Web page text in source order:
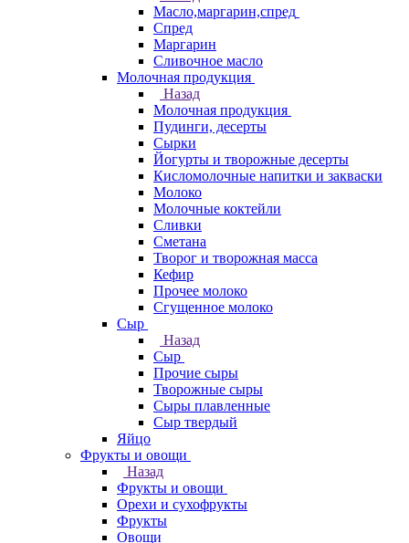
Масло,маргарин,спред
Спред
Маргарин
Сливочное масло
Молочная продукция
Назад
Молочная продукция
Пудинги, десерты
Сырки
Йогурты и творожные десерты
Кисломолочные напитки и закваски
Молоко
Молочные коктейли
Сливки
Сметана
Творог и творожная масса
Кефир
Прочее молоко
Сгущенное молоко
Сыр
Назад
Сыр
Прочие сыры
Творожные сыры
Сыры плавленные
Сыр твердый
Яйцо
Фрукты и овощи
Назад
Фрукты и овощи
Орехи и сухофрукты
Фрукты
Овощи